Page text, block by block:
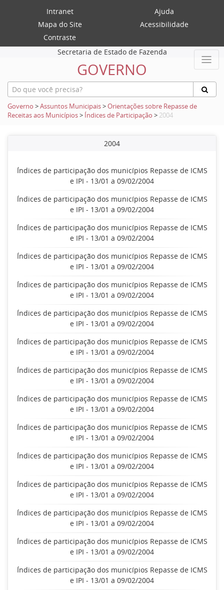
Intranet
Ajuda
Mapa do Site
Acessibilidade
Contraste
Secretaria de Estado de Fazenda
GOVERNO
Governo >Assuntos Municipais>Orientações sobre Repasse de
Receitas aos Municípios> Índices de Participação > 2004
2004
Índices de participação dos municípios Repasse de ICMS
e IPI - 13/01 a 09/02/2004
Índices de participação dos municípios Repasse de ICMS
e IPI - 13/01 a 09/02/2004
Índices de participação dos municípios Repasse de ICMS
e IPI - 13/01 a 09/02/2004
Índices de participação dos municípios Repasse de ICMS
e IPI - 13/01 a 09/02/2004
Índices de participação dos municípios Repasse de ICMS
e IPI - 13/01 a 09/02/2004
Índices de participação dos municípios Repasse de ICMS
e IPI - 13/01 a 09/02/2004
Índices de participação dos municípios Repasse de ICMS
e IPI - 13/01 a 09/02/2004
Índices de participação dos municípios Repasse de ICMS
e IPI - 13/01 a 09/02/2004
Índices de participação dos municípios Repasse de ICMS
e IPI - 13/01 a 09/02/2004
Índices de participação dos municípios Repasse de ICMS
e IPI - 13/01 a 09/02/2004
Índices de participação dos municípios Repasse de ICMS
e IPI - 13/01 a 09/02/2004
Índices de participação dos municípios Repasse de ICMS
e IPI - 13/01 a 09/02/2004
Índices de participação dos municípios Repasse de ICMS
e IPI - 13/01 a 09/02/2004
Índices de participação dos municípios Repasse de ICMS
e IPI - 13/01 a 09/02/2004
Índices de participação dos municípios Repasse de ICMS
e IPI - 13/01 a 09/02/2004